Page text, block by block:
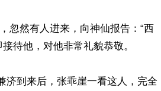
忽然有人进来，向神仙报告：“西
待他，对他非常礼貌恭敬。
济到来后，张乖崖一看这人，完全